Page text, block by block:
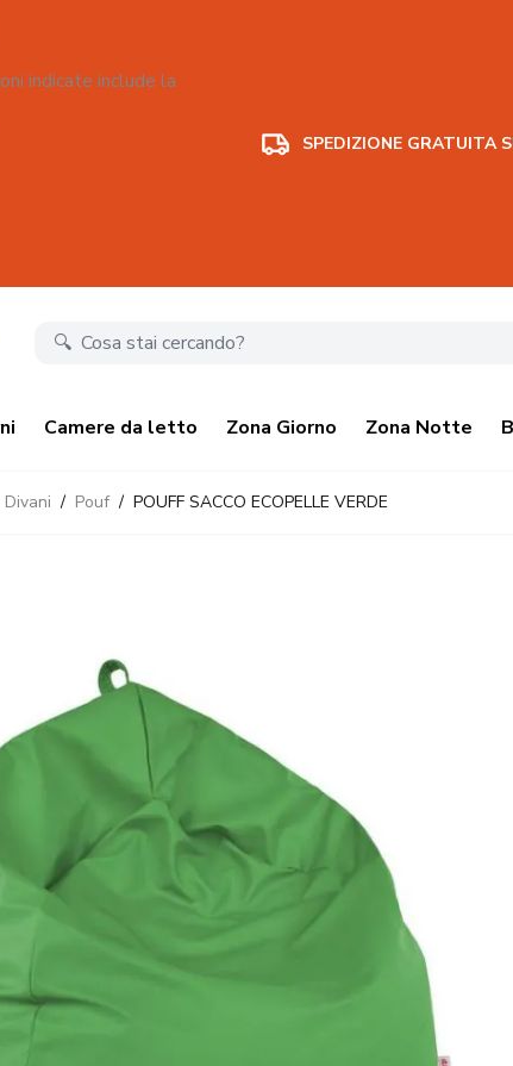
indicate include la
SPEDIZIONE GRATUITA
Camere da letto Zona Giorno Zona Notte
Divani / Pouf / POUFF SACCO ECOPELLE VERDE